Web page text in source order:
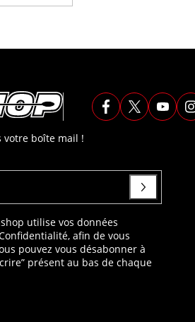
votre boîte mail !
utilise vos données
afin de vous
pouvez vous désabonner à
présent au bas de chaque